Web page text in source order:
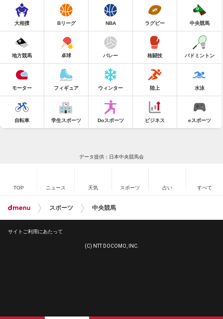
大相撲 Bリーグ NBA ラグビー 中央競馬
地方競馬 卓球 バレー 格闘技 バドミントン
モーター フィギュア ウィンター 陸上 水泳
自転車 学生スポーツ Doスポーツ ビジネス eスポーツ
データ提供：日本中央競馬会
TOP ニュース 天気 スポーツ 占い すべて
スポーツ 中央競馬
サイトご利用にあたって
(C) NTT DOCOMO, INC.